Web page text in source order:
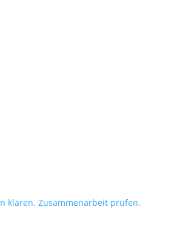
klären. Zusammenarbeit prüfen.